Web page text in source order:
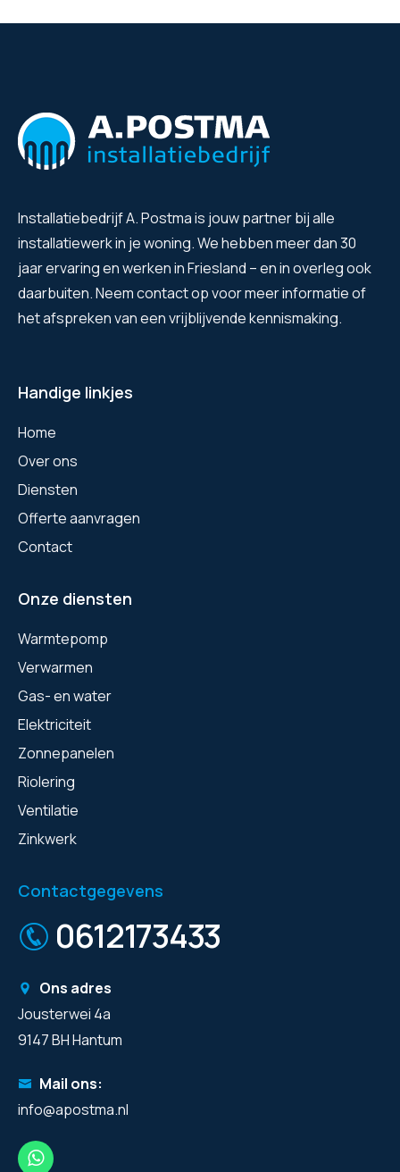
Installatiebedrijf A. Postma is jouw partner bij alle
installatiewerk in je woning. We hebben meer dan 30
jaar ervaring en werken in Friesland – en in overleg ook
daarbuiten. Neemcontactop voor meer informatie of
het afspreken van een vrijblijvende kennismaking.
Handige linkjes
Home
Over ons
Diensten
Offerte aanvragen
Contact
Onze diensten
Warmtepomp
Verwarmen
Gas- en water
Elektriciteit
Zonnepanelen
Riolering
Ventilatie
Zinkwerk
Contactgegevens
0612173433
Ons adres
Jousterwei 4a
9147 BH Hantum
Mail ons:
info@apostma.nl